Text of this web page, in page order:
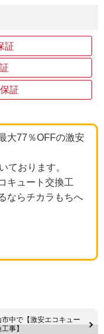
証
証
大77％OFFの激安
ております。
キュート交換工
ならチカラもちへ
市中で【激安エコキュー
事】